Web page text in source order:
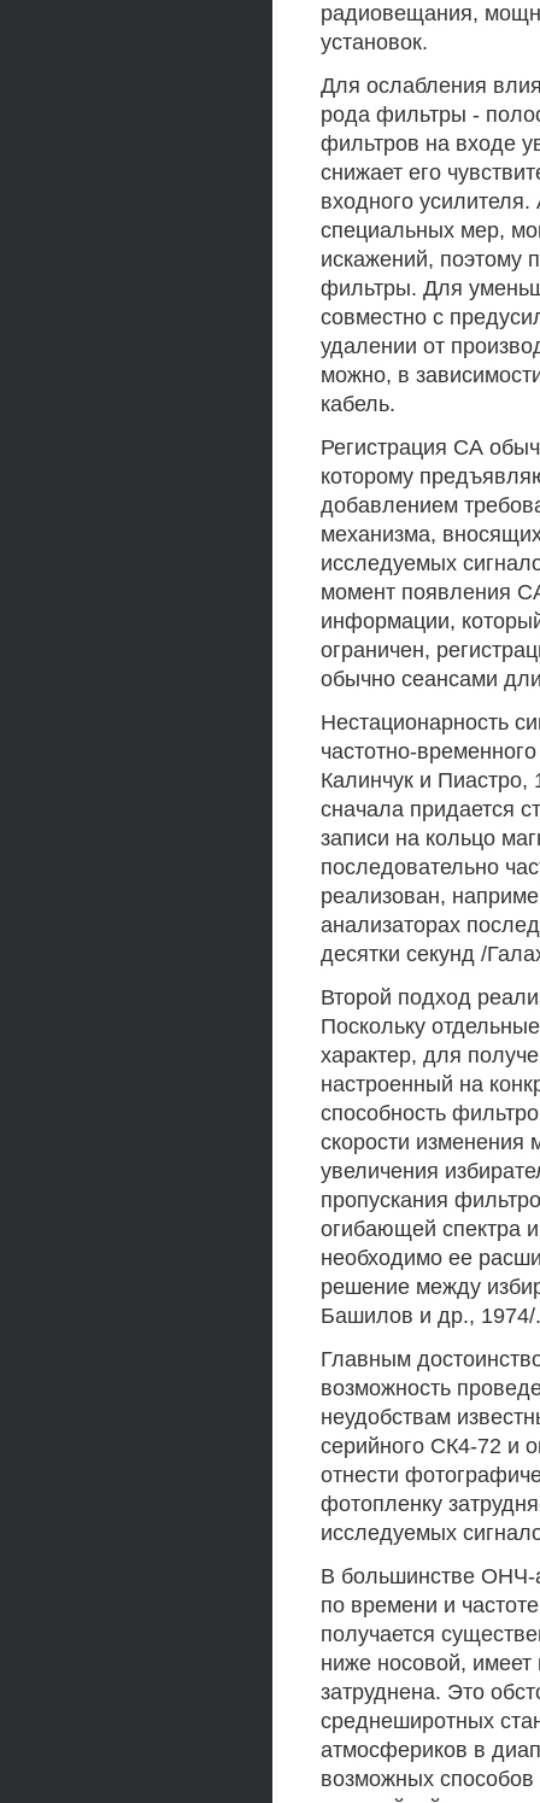
радиовещания,
установок.
Для ослабления
рода фильтры -
фильтров на входе
снижает его
входного
специальных мер,
искажений, поэтому
фильтры. Для
совместно с
удалении от
можно, в
кабель.
Регистрация СА
которому
добавлением
механизма,
исследуемых
момент появления
информации,
ограничен,
обычно сеансами
Нестационарность
частотно-
Калинчук и
сначала придается
записи на кольцо
последовательно
реализован,
анализаторах
десятки секунд /
Второй подход
Поскольку
характер, для
настроенный на
способность
скорости изменения
увеличения
пропускания
огибающей спектра
необходимо ее
решение между
Башилов и др., 1974/.
Главным
возможность
неудобствам
серийного СК4-72 и
отнести
фотопленку
исследуемых
В большинстве ОНЧ-
по времени и
получается
ниже носовой, имеет
затруднена. Это
среднеширотных
атмосфериков в
возможных способов